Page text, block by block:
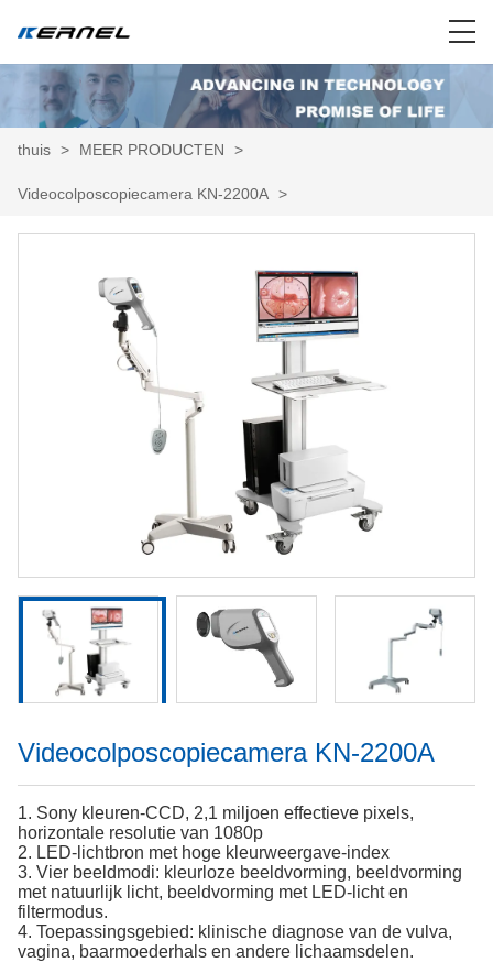
thuis > MEER PRODUCTEN >
Videocolposcopiecamera KN-2200A >
Videocolposcopiecamera KN-2200A
1. Sony kleuren-CCD, 2,1 miljoen effectieve pixels,
horizontale resolutie van 1080p
2. LED-lichtbron met hoge kleurweergave-index
3. Vier beeldmodi: kleurloze beeldvorming, beeldvorming
met natuurlijk licht, beeldvorming met LED-licht en
filtermodus.
4. Toepassingsgebied: klinische diagnose van de vulva,
vagina, baarmoederhals en andere lichaamsdelen.